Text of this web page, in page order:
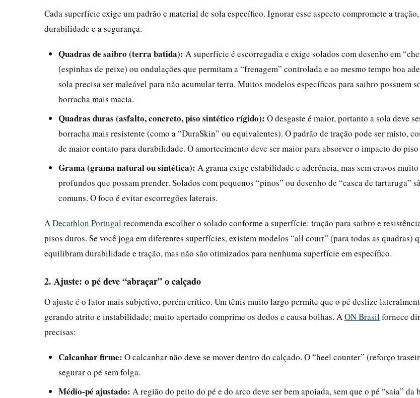
Cada superfície exige um padrão e material de sola específico. Ignorar esse aspecto compromete a tração,
durabilidade e a segurança.
Quadras de saibro (terra batida): A superfície é escorregadia e exige solados com desenho em
(espinhas de peixe) ou ondulações que permitam a “frenagem” controlada e ao mesmo tempo boa
sola precisa ser maleável para não acumular terra. Muitos modelos específicos para saibro possuem
borracha mais macia.
Quadras duras (asfalto, concreto, piso sintético rígido): O desgaste é maior, portanto a sola deve
borracha mais resistente (como a “DuraSkin” ou equivalentes). O padrão de tração pode ser misto,
de maior contato para durabilidade. O amortecimento deve ser maior para absorver o impacto do
Grama (grama natural ou sintética): A grama exige estabilidade e aderência, mas sem cravos muito
profundos que possam prender. Solados com pequenos “pinos” ou desenho de “casca de tartaruga”
comuns. O foco é evitar escorregões laterais.
A Decathlon Portugal recomenda escolher o solado conforme a superfície: tração para saibro e
pisos duros. Se você joga em diferentes superfícies, existem modelos “all court” (para todas as quadras)
equilibram durabilidade e tração, mas não são otimizados para nenhuma superfície em específico.
2. Ajuste: o pé deve “abraçar” o calçado
O ajuste é o fator mais subjetivo, porém crítico. Um tênis muito largo permite que o pé deslize
gerando atrito e instabilidade; muito apertado comprime os dedos e causa bolhas. A ON Brasil fornece
precisas:
Calcanhar firme: O calcanhar não deve se mover dentro do calçado. O “heel counter” (reforço
segurar o pé sem folga.
Médio-pé ajustado: A região do peito do pé e do arco deve ser bem apoiada, sem que o pé “saia” da